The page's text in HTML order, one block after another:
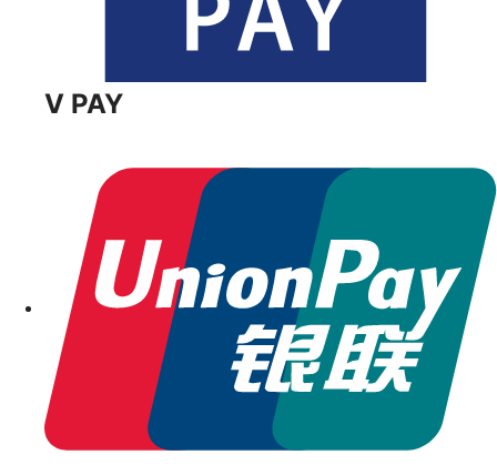
V PAY